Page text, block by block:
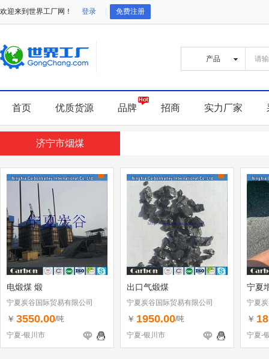
欢迎来到世界工厂网！ 登录 免费注册
首页 优质货源 品牌 招商 实力厂家
济宁市烟煤
电煅煤 煅
宁夏炭谷国际贸易有限公司
￥ 3550.00/吨
宁夏-银川市
出口气煅煤
宁夏炭谷国际贸易有限公司
￥ 1950.00/吨
宁夏-银川市
宁夏
宁夏
￥
宁夏-